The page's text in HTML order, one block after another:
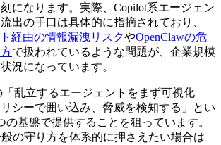
になります。実際、Copilot系エージェン
出の手口は具体的に指摘されており、
経由の情報漏洩リスクやOpenClawの危
で扱われているような問題が、企業規模
況になっています。
「乱立するエージェントをまず可視化
シーで囲い込み、脅威を検知する」とい
の基盤で提供することを狙っています。
の守り方を体系的に押さえたい場合は